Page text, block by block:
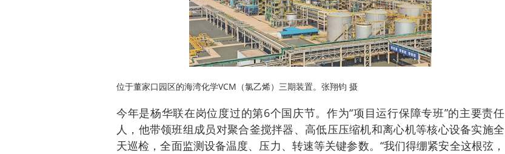
位于董家口园区的海湾化学VCM（氯乙烯）三期装置。张翔钧 摄
今年是杨华联在岗位度过的第6个国庆节。作为“项目运行保障专班”的主要责任
人，他带领班组成员对聚合釜搅拌器、高低压压缩机和离心机等核心设备实施全
天巡检，全面监测设备温度、压力、转速等关键参数。“我们得绷紧安全这根弦，